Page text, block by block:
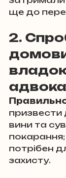
ще до
2.
призвести
вини та
потрібен
захисту.